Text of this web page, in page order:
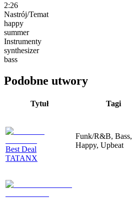
2:26
Nastrój/Temat
happy
summer
Instrumenty
synthesizer
bass
Podobne utwory
Tytuł Tagi
Best Deal
TATANX
Funk/R&B, Bass,
Happy, Upbeat